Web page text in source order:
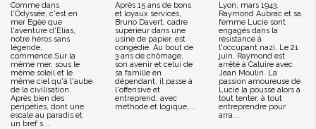
Comme dans
l'Odyssée, c'est en
mer Egée que
l'aventure d'Elias,
notre héros sans
légende,
commence.Sur la
même mer, sous le
même soleil et le
même ciel qu'à l'aube
de la civilisation.
Après bien des
péripéties, dont une
escale au paradis et
un bref s...
Après 15 ans de bons
et loyaux services,
Bruno Davert, cadre
supérieur dans une
usine de papier, est
congédié. Au bout de
3 ans de chômage,
son avenir et celui de
sa famille en
dépendant, il passe à
l'offensive et
entreprend, avec
méthode et logique,...
Lyon, mars 1943.
Raymond Aubrac et sa
femme Lucie sont
engagés dans la
résistance à
l'occupant nazi. Le 21
juin, Raymond est
arrêté à Caluire avec
Jean Moulin. La
passion amoureuse de
Lucie la pousse alors à
tout tenter, à tout
entreprendre pour
arra...